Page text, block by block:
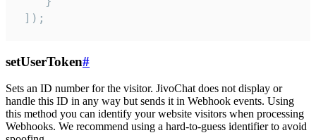
]);
setUserToken#
Sets an ID number for the visitor. JivoChat does not display or
handle this ID in any way but sends it in Webhook events. Using
this method you can identify your website visitors when processing
Webhooks. We recommend using a hard-to-guess identifier to avoid